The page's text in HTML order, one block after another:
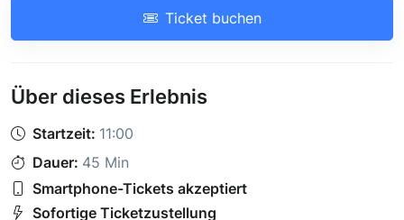
Ticket buchen
Über dieses Erlebnis
Startzeit: 11:00
Dauer: 45 Min
Smartphone-Tickets akzeptiert
Sofortige Ticketzustellung